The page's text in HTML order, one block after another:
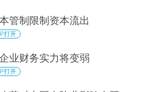
管制限制资本流出
打开
业财务实力将变弱
打开